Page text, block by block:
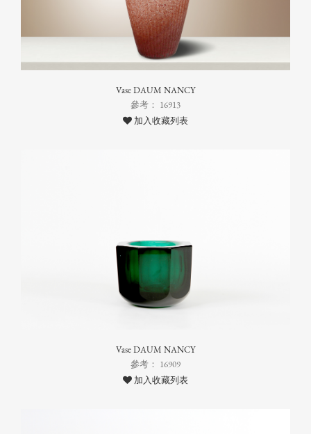
Vase DAUM NANCY
參考： 16913
加入收藏列表
Vase DAUM NANCY
參考： 16909
加入收藏列表